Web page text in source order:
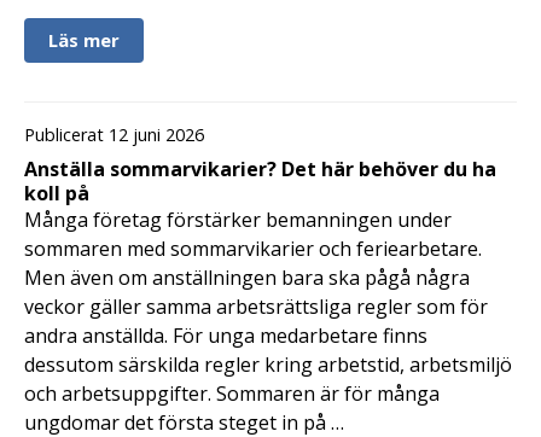
Läs mer
Publicerat 12 juni 2026
Anställa sommarvikarier? Det här behöver du ha
koll på
Många företag förstärker bemanningen under
sommaren med sommarvikarier och feriearbetare.
Men även om anställningen bara ska pågå några
veckor gäller samma arbetsrättsliga regler som för
andra anställda. För unga medarbetare finns
dessutom särskilda regler kring arbetstid, arbetsmiljö
och arbetsuppgifter. Sommaren är för många
ungdomar det första steget in på …